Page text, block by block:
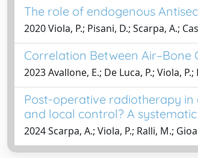
The role of endogenous
2020 Viola, P.; Pisani, D.; Scarpa, A.;
Correlation Between Air–Bone
2023 Avallone, E.; De Luca, P.; Viola,
Post-operative radiotherapy in
and local control? A
2024 Scarpa, A.; Viola, P.; Ralli, M.;